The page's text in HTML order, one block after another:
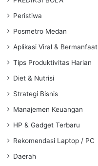
Peristiwa
Posmetro Medan
Aplikasi Viral & Bermanfaat
Tips Produktivitas Harian
Diet & Nutrisi
Strategi Bisnis
Manajemen Keuangan
HP & Gadget Terbaru
Rekomendasi Laptop / PC
Daerah